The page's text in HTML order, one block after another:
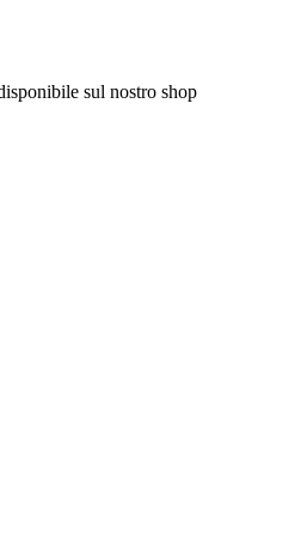
sul nostro shop